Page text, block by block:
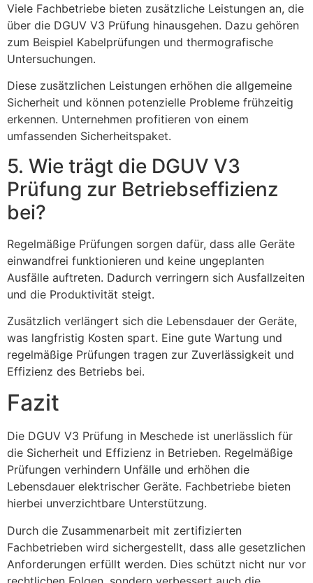
Viele Fachbetriebe bieten zusätzliche Leistungen an, die
über die DGUV V3 Prüfung hinausgehen. Dazu gehören
zum Beispiel Kabelprüfungen und thermografische
Untersuchungen.
Diese zusätzlichen Leistungen erhöhen die allgemeine
Sicherheit und können potenzielle Probleme frühzeitig
erkennen. Unternehmen profitieren von einem
umfassenden Sicherheitspaket.
5. Wie trägt die DGUV V3
Prüfung zur Betriebseffizienz
bei?
Regelmäßige Prüfungen sorgen dafür, dass alle Geräte
einwandfrei funktionieren und keine ungeplanten
Ausfälle auftreten. Dadurch verringern sich Ausfallzeiten
und die Produktivität steigt.
Zusätzlich verlängert sich die Lebensdauer der Geräte,
was langfristig Kosten spart. Eine gute Wartung und
regelmäßige Prüfungen tragen zur Zuverlässigkeit und
Effizienz des Betriebs bei.
Fazit
Die DGUV V3 Prüfung in Meschede ist unerlässlich für
die Sicherheit und Effizienz in Betrieben. Regelmäßige
Prüfungen verhindern Unfälle und erhöhen die
Lebensdauer elektrischer Geräte. Fachbetriebe bieten
hierbei unverzichtbare Unterstützung.
Durch die Zusammenarbeit mit zertifizierten
Fachbetrieben wird sichergestellt, dass alle gesetzlichen
Anforderungen erfüllt werden. Dies schützt nicht nur vor